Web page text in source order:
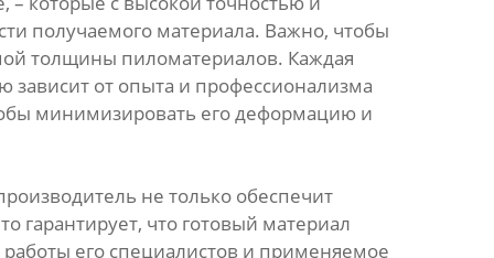
получаемого материала. Важно, чтобы
толщины пиломатериалов. Каждая
зависит от опыта и профессионализма
минимизировать его деформацию и
не только обеспечит
гарантирует, что готовый материал
его специалистов и применяемое